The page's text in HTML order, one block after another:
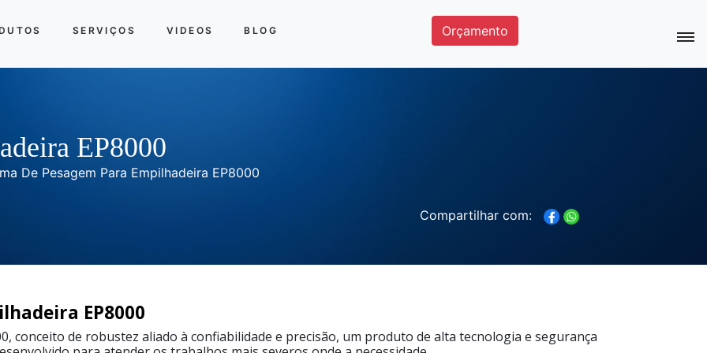
SERVIÇOS VIDEOS BLOG Orçamento
EP8000
De Pesagem Para Empilhadeira EP8000
Compartilhar com:
EP8000
conceito de robustez aliado à confiabilidade e precisão, um produto de alta tecnologia e segurança